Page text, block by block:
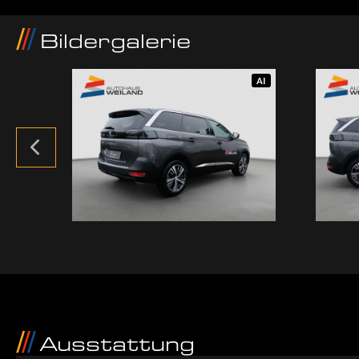
Bildergalerie
AI
Ausstattung